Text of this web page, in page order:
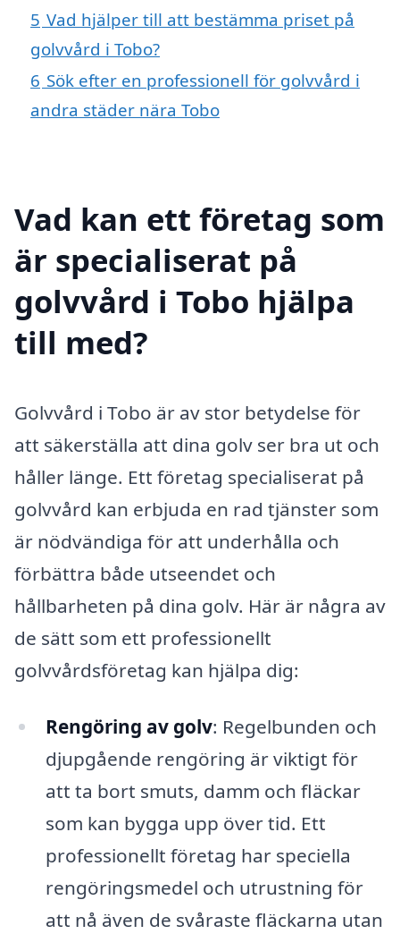
5 Vad hjälper till att bestämma priset på
golvvård i Tobo?
6 Sök efter en professionell för golvvård i
andra städer nära Tobo
Vad kan ett företag som
är specialiserat på
golvvård i Tobo hjälpa
till med?
Golvvård i Tobo är av stor betydelse för
att säkerställa att dina golv ser bra ut och
håller länge. Ett företag specialiserat på
golvvård kan erbjuda en rad tjänster som
är nödvändiga för att underhålla och
förbättra både utseendet och
hållbarheten på dina golv. Här är några av
de sätt som ett professionellt
golvvårdsföretag kan hjälpa dig:
Rengöring av golv: Regelbunden och
djupgående rengöring är viktigt för
att ta bort smuts, damm och fläckar
som kan bygga upp över tid. Ett
professionellt företag har speciella
rengöringsmedel och utrustning för
att nå även de svåraste fläckarna utan